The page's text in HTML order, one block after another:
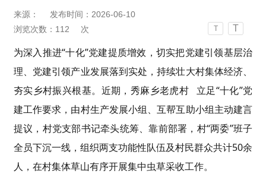
来源：
发布时间：2026-06-10
浏览次数： 112 次 T T
为深入推进“十化”党建提质增效，切实把党建引领基层治
理、党建引领产业发展落到实处，持续壮大村集体经济、
夯实乡村振兴根基。近期， 秀麻乡老虎村
立足“十化”党
建工作要求，由村生产发展小组、互帮互助小组主动建言
提议，村党支部书记牵头统筹、靠前部署，村“两委”班子
全员下沉一线，组织两支功能性队伍及村民群众共计50余
人，在村集体草山有序开展集中虫草采收工作。